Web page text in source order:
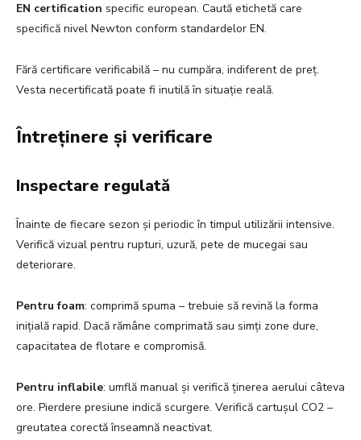
EN certification specific european. Caută etichetă care
specifică nivel Newton conform standardelor EN.
Fără certificare verificabilă – nu cumpăra, indiferent de preț.
Vesta necertificată poate fi inutilă în situație reală.
Întreținere și verificare
Inspectare regulată
Înainte de fiecare sezon și periodic în timpul utilizării intensive.
Verifică vizual pentru rupturi, uzură, pete de mucegai sau
deteriorare.
Pentru foam: comprimă spuma – trebuie să revină la forma
inițială rapid. Dacă rămâne comprimată sau simți zone dure,
capacitatea de flotare e compromisă.
Pentru inflabile: umflă manual și verifică ținerea aerului câteva
ore. Pierdere presiune indică scurgere. Verifică cartușul CO2 –
greutatea corectă înseamnă neactivat.